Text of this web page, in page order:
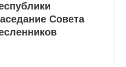
Совета